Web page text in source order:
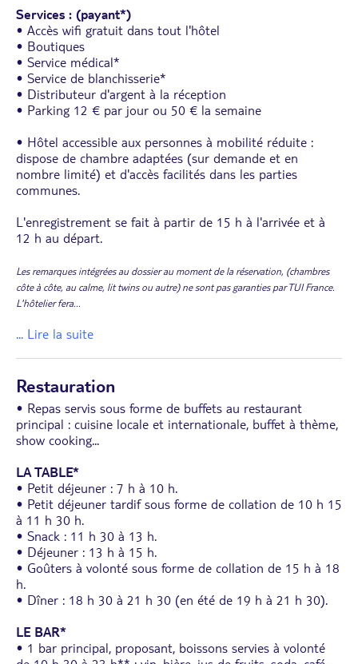
Services : (payant*)
• Accès wifi gratuit dans tout l'hôtel
• Boutiques
• Service médical*
• Service de blanchisserie*
• Distributeur d'argent à la réception
• Parking 12 € par jour ou 50 € la semaine
• Hôtel accessible aux personnes à mobilité réduite :
dispose de chambre adaptées (sur demande et en
nombre limité) et d'accès facilités dans les parties
communes.
L'enregistrement se fait à partir de 15 h à l'arrivée et à
12 h au départ.
Les remarques intégrées au dossier au moment de la réservation, (chambres
côte à côte, au calme, lit twins ou autre) ne sont pas garanties par TUI France.
L'hôtelier fera...
... Lire la suite
Restauration
• Repas servis sous forme de buffets au restaurant
principal : cuisine locale et internationale, buffet à thème,
show cooking...
LA TABLE*
• Petit déjeuner : 7 h à 10 h.
• Petit déjeuner tardif sous forme de collation de 10 h 15
à 11 h 30 h.
• Snack : 11 h 30 à 13 h.
• Déjeuner : 13 h à 15 h.
• Goûters à volonté sous forme de collation de 15 h à 18
h.
• Dîner : 18 h 30 à 21 h 30 (en été de 19 h à 21 h 30).
LE BAR*
• 1 bar principal, proposant, boissons servies à volonté